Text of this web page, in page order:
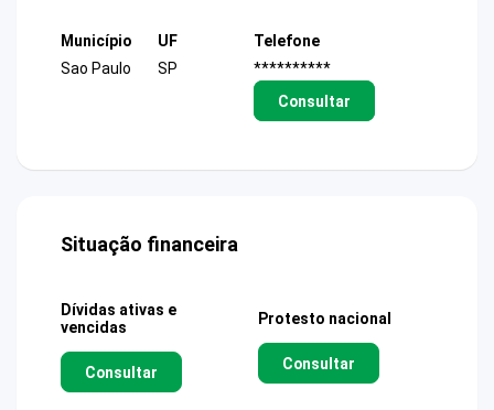
Município
Sao Paulo
UF
SP
Telefone
**********
Consultar
Situação financeira
Dívidas ativas e
vencidas
Consultar
Protesto nacional
Consultar